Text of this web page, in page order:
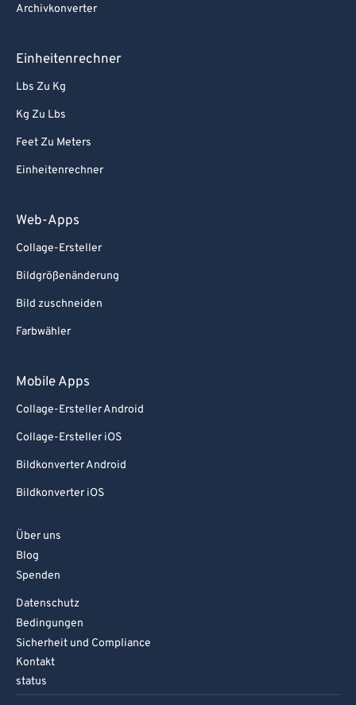
Archivkonverter
Einheitenrechner
Lbs Zu Kg
Kg Zu Lbs
Feet Zu Meters
Einheitenrechner
Web-Apps
Collage-Ersteller
Bildgrößenänderung
Bild zuschneiden
Farbwähler
Mobile Apps
Collage-Ersteller Android
Collage-Ersteller iOS
Bildkonverter Android
Bildkonverter iOS
Über uns
Blog
Spenden
Datenschutz
Bedingungen
Sicherheit und Compliance
Kontakt
status